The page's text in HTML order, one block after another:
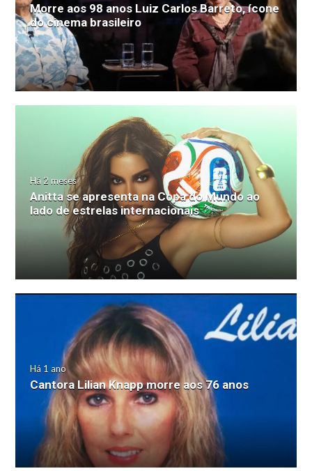
Morre aos 98 anos Luiz Carlos Barreto, ícone
do cinema brasileiro
Há 2 meses
Anitta se apresenta na Copa do Mundo ao
lado de estrelas internacionais
Há 1 ano
Cantora Lilian Knapp morre aos 76 anos